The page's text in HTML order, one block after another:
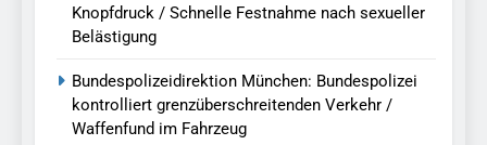
Knopfdruck / Schnelle Festnahme nach sexueller
Belästigung
Bundespolizeidirektion München: Bundespolizei
kontrolliert grenzüberschreitenden Verkehr /
Waffenfund im Fahrzeug